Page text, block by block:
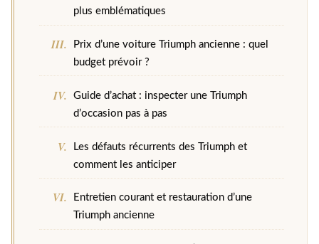
plus emblématiques
Prix d’une voiture Triumph ancienne : quel
budget prévoir ?
Guide d’achat : inspecter une Triumph
d’occasion pas à pas
Les défauts récurrents des Triumph et
comment les anticiper
Entretien courant et restauration d’une
Triumph ancienne